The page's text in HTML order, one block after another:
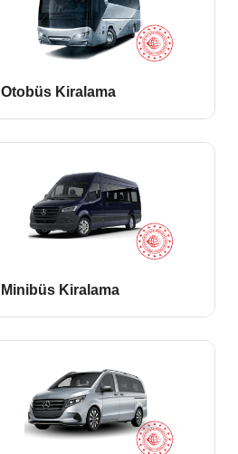
Otobüs Kiralama
Minibüs Kiralama